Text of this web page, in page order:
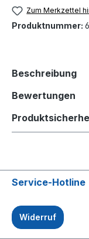
Zum Merkzettel
Produktnummer:
Beschreibung
Bewertungen
Service-Hotline
Widerruf